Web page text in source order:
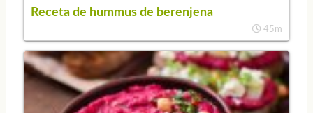
Receta de hummus de berenjena
45m